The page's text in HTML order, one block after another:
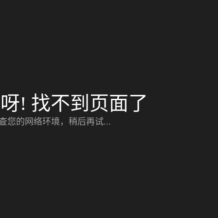
! 找不到页面了
您的网络环境，稍后再试...